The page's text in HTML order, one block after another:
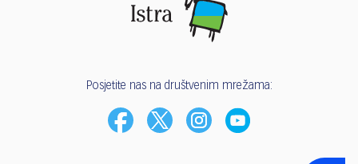
Posjetite nas na društvenim mrežama: